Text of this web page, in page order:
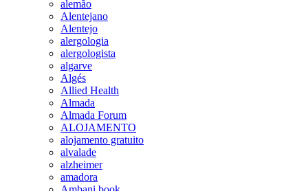
alemão
Alentejano
Alentejo
alergologia
alergologista
algarve
Algés
Allied Health
Almada
Almada Forum
ALOJAMENTO
alojamento gratuito
alvalade
alzheimer
amadora